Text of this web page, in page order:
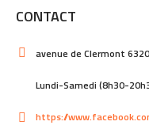
CONTACT
avenue de Clermont
Lundi-Samedi (8h30-
https://